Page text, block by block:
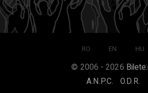
RO EN HU
© 2006 - 2026
A.N.P.C.
O.D.R.